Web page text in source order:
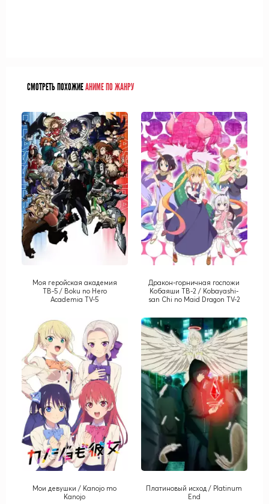
СМОТРЕТЬ ПОХОЖИЕАНИМЕ ПО ЖАНРУ
Моя геройская академия
ТВ-5 / Boku no Hero
Academia TV-5
Дракон-горничная госпожи
Кобаяши ТВ-2 / Kobayashi-
san Chi no Maid Dragon TV-2
Мои девушки / Kanojo mo
Kanojo
Платиновый исход / Platinum
End